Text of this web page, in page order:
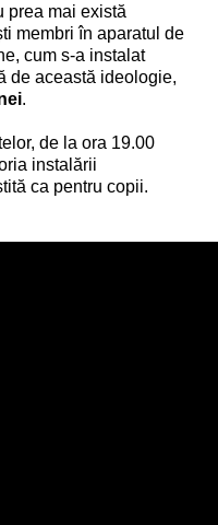
prea mai există
membri în aparatul de
cum s-a instalat
de această ideologie,
.
de la ora 19.00
instalării
ca pentru copii.